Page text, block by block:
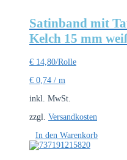
Satinband mit
Kelch 15 mm
€ 14,80/Rolle
€ 0,74 / m
inkl. MwSt.
zzgl. Versandkosten
In den Warenkorb